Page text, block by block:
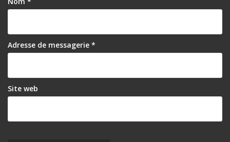
Adresse de messagerie *
Site web